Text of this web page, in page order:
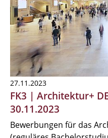
27.11.2023
FK3 | Architektur+
30.11.2023
Bewerbungen für das